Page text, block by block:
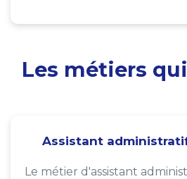
Les métiers qui
Assistant
Le métier d'assistant